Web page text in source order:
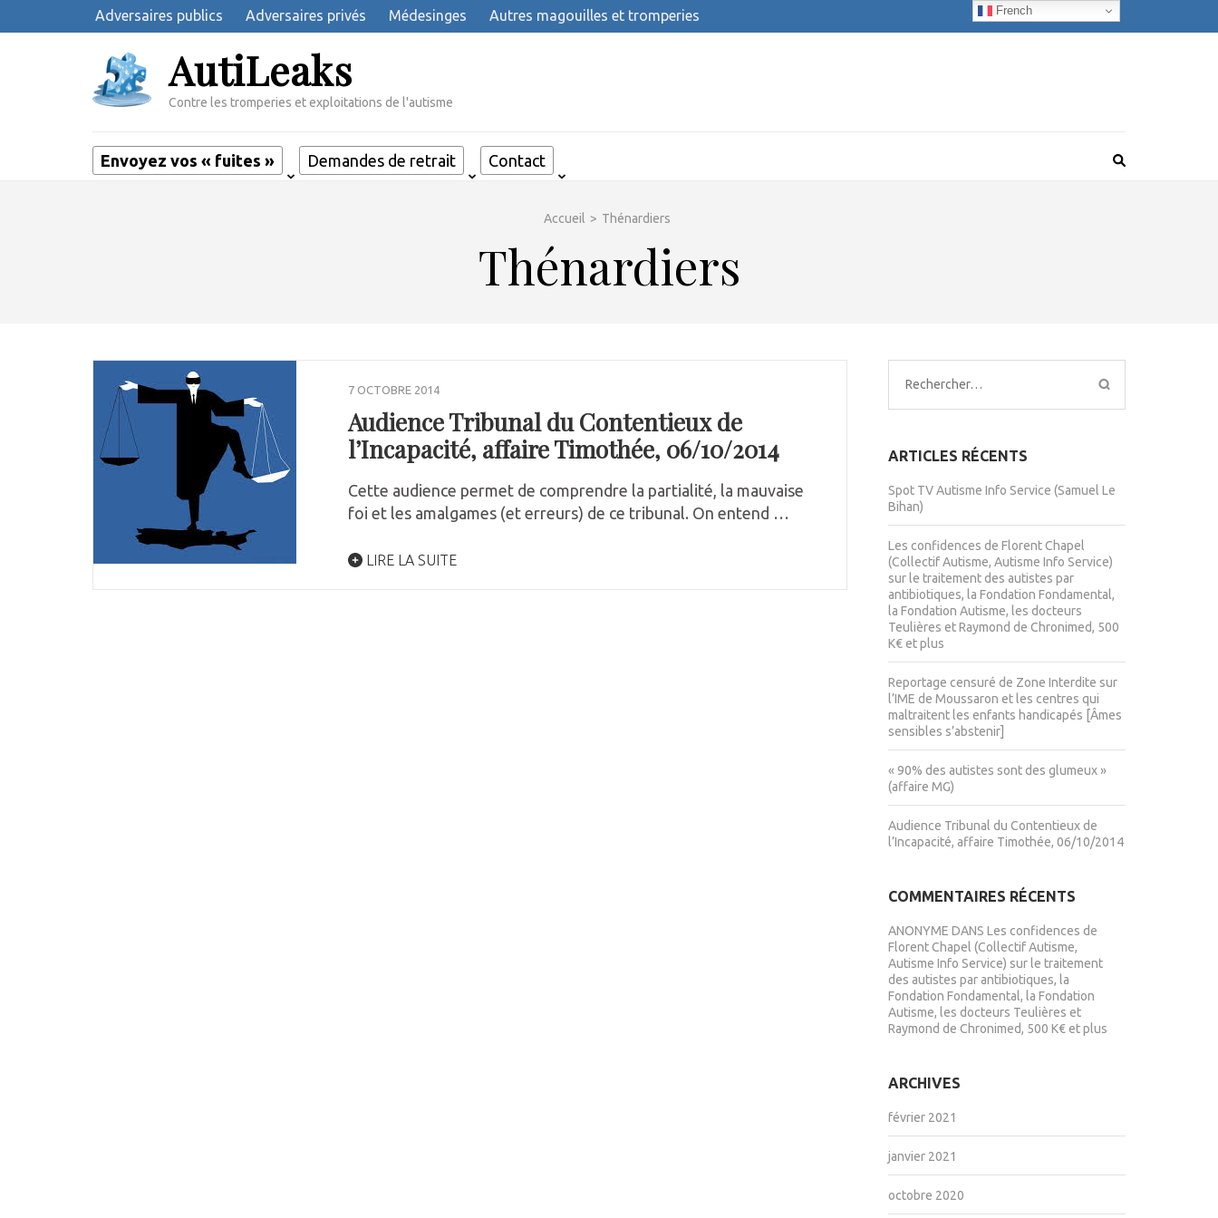
au
Adversaires publics Adversaires privés Médesinges Autres magouilles et tromperies
AutiLeaks
Contre les tromperies et exploitations de l'autisme
Envoyez vos « fuites » Demandes de retrait Contact
Accueil > Thénardiers
Thénardiers
7 OCTOBRE 2014
Audience Tribunal du Contentieux de
l’Incapacité, affaire Timothée, 06/10/2014
Cette audience permet de comprendre la partialité, la mauvaise
foi et les amalgames (et erreurs) de ce tribunal. On entend …
LIRE LA SUITE
Rechercher :
ARTICLES RÉCENTS
Spot TV Autisme Info Service (Samuel Le
Bihan)
Les confidences de Florent Chapel
(Collectif Autisme, Autisme Info Service)
sur le traitement des autistes par
antibiotiques, la Fondation Fondamental,
la Fondation Autisme, les docteurs
Teulières et Raymond de Chronimed, 500
K€ et plus
Reportage censuré de Zone Interdite sur
l’IME de Moussaron et les centres qui
maltraitent les enfants handicapés [Âmes
sensibles s’abstenir]
« 90% des autistes sont des glumeux »
(affaire MG)
Audience Tribunal du Contentieux de
l’Incapacité, affaire Timothée, 06/10/2014
COMMENTAIRES RÉCENTS
ANONYME DANS Les confidences de
Florent Chapel (Collectif Autisme,
Autisme Info Service) sur le traitement
des autistes par antibiotiques, la
Fondation Fondamental, la Fondation
Autisme, les docteurs Teulières et
Raymond de Chronimed, 500 K€ et plus
ARCHIVES
février 2021
janvier 2021
octobre 2020
French